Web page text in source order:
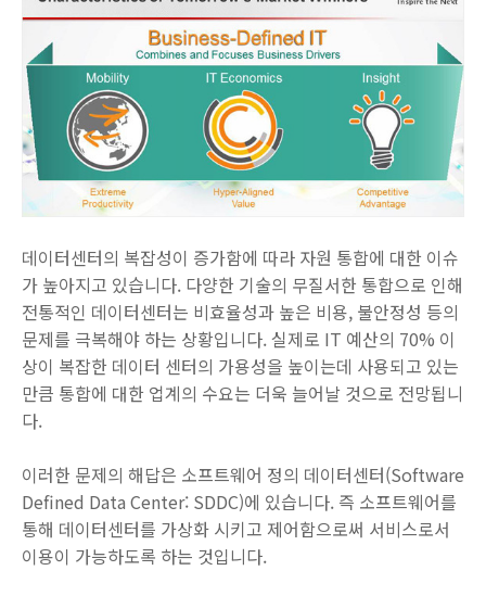
데이터센터의 복잡성이 증가함에 따라 자원 통합에 대한 이슈
가 높아지고 있습니다. 다양한 기술의 무질서한 통합으로 인해
전통적인 데이터센터는 비효율성과 높은 비용, 불안정성 등의
문제를 극복해야 하는 상황입니다. 실제로 IT 예산의 70% 이
상이 복잡한 데이터 센터의 가용성을 높이는데 사용되고 있는
만큼 통합에 대한 업계의 수요는 더욱 늘어날 것으로 전망됩니
다.
이러한 문제의 해답은 소프트웨어 정의 데이터센터(Software
Defined Data Center: SDDC)에 있습니다. 즉 소프트웨어를
통해 데이터센터를 가상화 시키고 제어함으로써 서비스로서
이용이 가능하도록 하는 것입니다.